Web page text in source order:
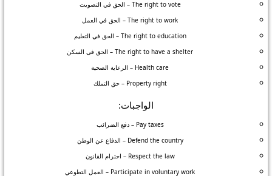
The right to vote – الحق في التصويت
The right to work – الحق في العمل
The right to education – الحق في التعليم
The right to have a shelter – الحق في السكن
Health care – الرعاية الصحية
Property right – حق التملك
الواجبات:
Pay taxes – دفع الضرائب
Defend the country – الدفاع عن الوطن
Respect the law – احترام القانون
Participate in voluntary work – العمل التطوعي